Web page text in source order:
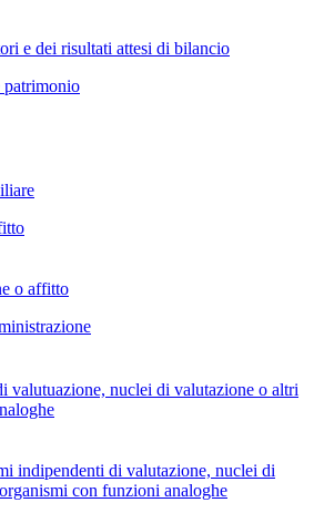
e dei risultati attesi di bilancio
patrimonio
o affitto
valutuazione, nuclei di valutazione o altri
indipendenti di valutazione, nuclei di
con funzioni analoghe